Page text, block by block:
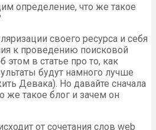
определение, что же такое
своего ресурса и себя
к проведению поисковой
этом в статье про то, как
будут намного лучше
Девака). Но давайте сначала
же такое блог и зачем он
от сочетания слов web